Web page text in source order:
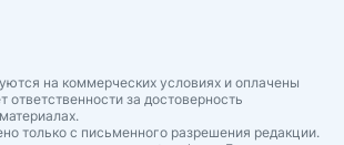
на коммерческих условиях и оплачены
ответственности за достоверность
только с письменного разрешения редакции.